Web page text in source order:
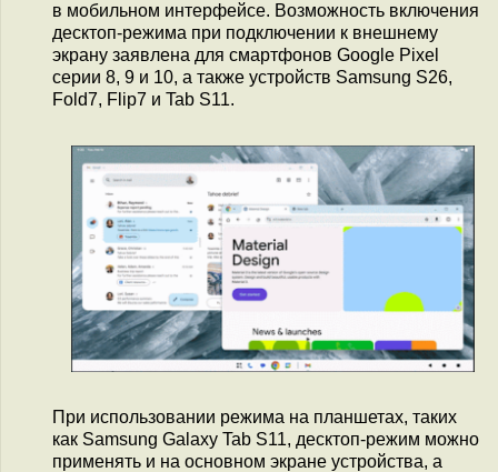
в мобильном интерфейсе. Возможность включения
десктоп-режима при подключении к внешнему
экрану заявлена для смартфонов Google Pixel
серии 8, 9 и 10, а также устройств Samsung S26,
Fold7, Flip7 и Tab S11.
При использовании режима на планшетах, таких
как Samsung Galaxy Tab S11, десктоп-режим можно
применять и на основном экране устройства, а